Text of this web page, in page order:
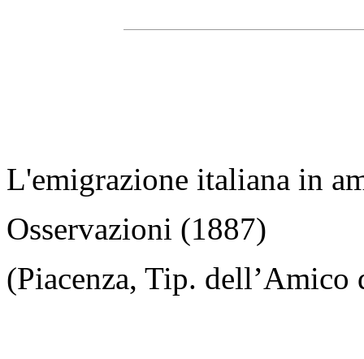
L'emigrazione italiana in
Osservazioni (1887)
(Piacenza, Tip.